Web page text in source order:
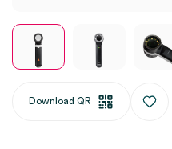
Download QR